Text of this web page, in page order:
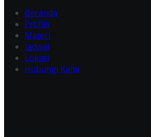
Beranda
Profile
Materi
Jadwal
Lokasi
Hubungi Kami